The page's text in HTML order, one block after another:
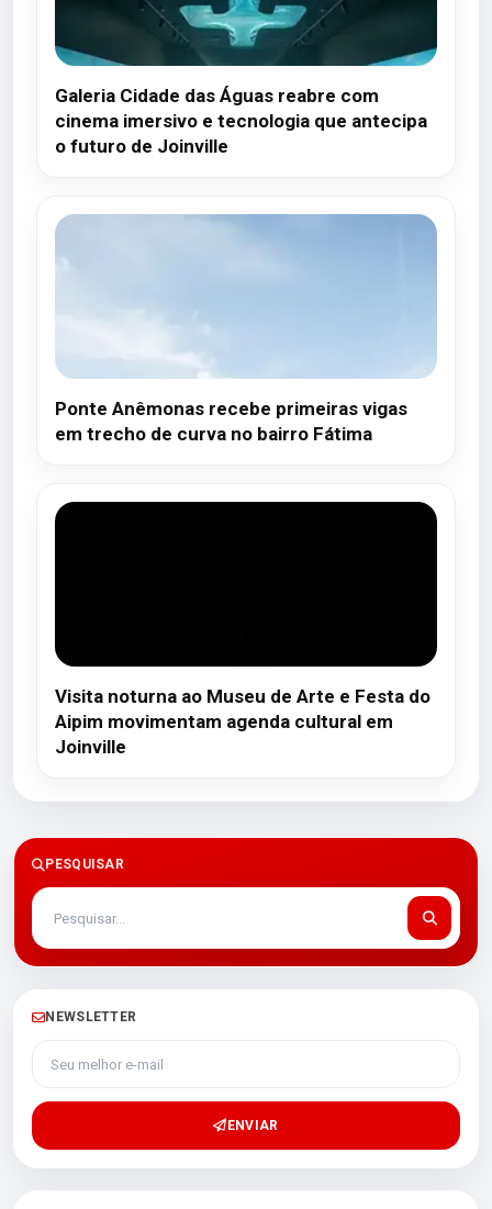
Galeria Cidade das Águas reabre com
cinema imersivo e tecnologia que antecipa
o futuro de Joinville
Ponte Anêmonas recebe primeiras vigas
em trecho de curva no bairro Fátima
Visita noturna ao Museu de Arte e Festa do
Aipim movimentam agenda cultural em
Joinville
PESQUISAR
NEWSLETTER
Seu melhor e-mail
ENVIAR